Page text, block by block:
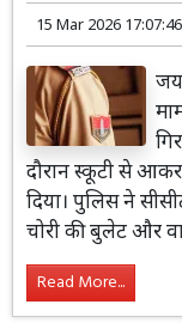
15 Mar 2026 17:07:46
दौरान स्कूटी से
दिया। पुलिस ने
चोरी की बुलेट और
Read More...